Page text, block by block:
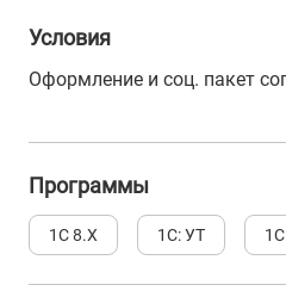
Условия
Оформление и соц. пакет
Программы
1С 8.Х 1С: УТ